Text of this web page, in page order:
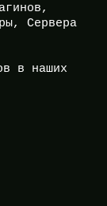
Сервера
в наших